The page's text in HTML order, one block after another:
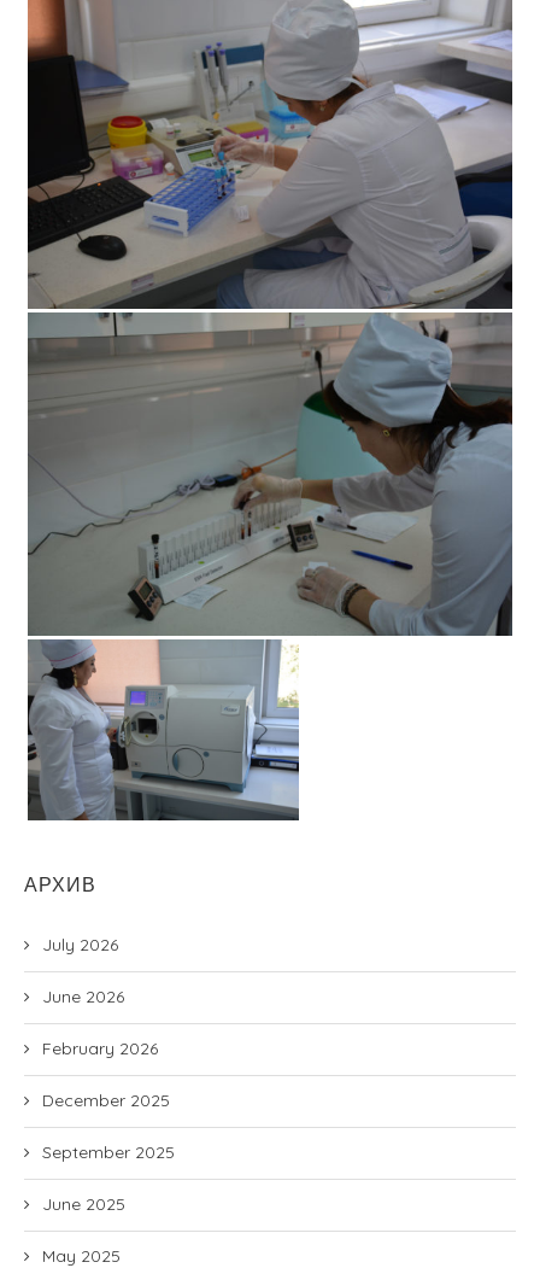
АРХИВ
July 2026
June 2026
February 2026
December 2025
September 2025
June 2025
May 2025